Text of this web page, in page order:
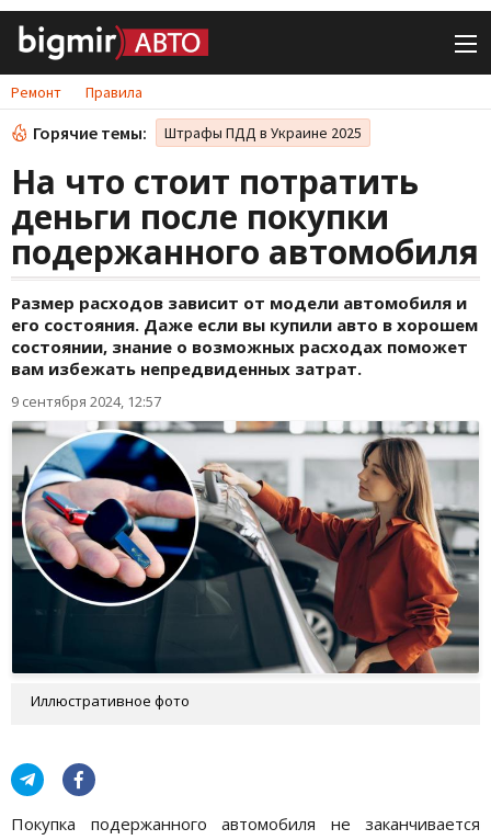
Ремонт Правила
Горячие темы: Штрафы ПДД в Украине 2025
На что стоит потратить
деньги после покупки
подержанного автомобиля
Размер расходов зависит от модели автомобиля и
его состояния. Даже если вы купили авто в хорошем
состоянии, знание о возможных расходах поможет
вам избежать непредвиденных затрат.
9 сентября 2024, 12:57
Иллюстративное фото
Покупка подержанного автомобиля не заканчивается